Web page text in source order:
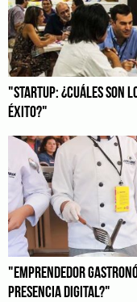
"STARTUP: ¿CUÁLES SON
ÉXITO?"
"EMPRENDEDOR
PRESENCIA DIGITAL?"